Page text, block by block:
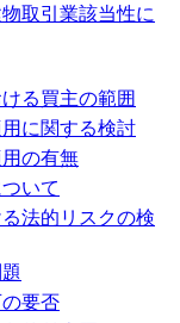
取引業該当性に
る買主の範囲
に関する検討
の有無
いて
法的リスクの検
要否